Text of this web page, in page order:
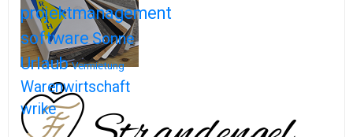
projektmanagement
softwareSonne
Urlaub Vermietung
Warenwirtschaft
wrike